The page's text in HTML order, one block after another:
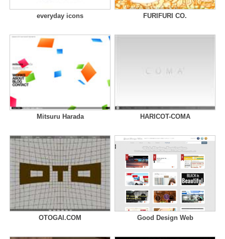
everyday icons FURIFURI CO.
Mitsuru Harada HARICOT-COMA
OTOGAI.COM Good Design Web